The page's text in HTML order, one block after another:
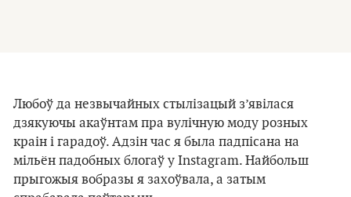
Любоў да незвычайных стылізацый з’явілася
дзякуючы акаўнтам пра вулічную моду розных
краін і гарадоў. Адзін час я была падпісана на
мільён падобных блогаў у Instagram. Найбольш
прыгожыя вобразы я захоўвала, а затым